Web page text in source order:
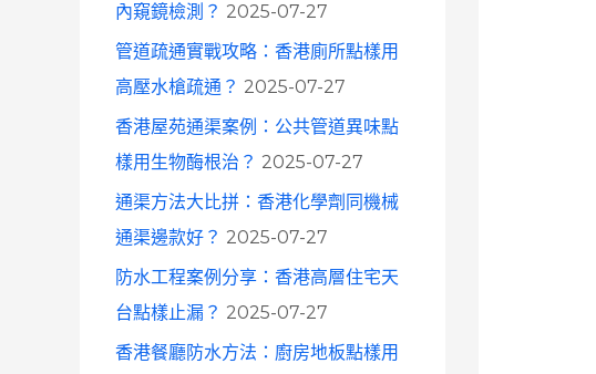
內窺鏡檢測？ 2025-07-27
管道疏通實戰攻略：香港廁所點樣用
高壓水槍疏通？ 2025-07-27
香港屋苑通渠案例：公共管道異味點
樣用生物酶根治？ 2025-07-27
通渠方法大比拼：香港化學劑同機械
通渠邊款好？ 2025-07-27
防水工程案例分享：香港高層住宅天
台點樣止漏？ 2025-07-27
香港餐廳防水方法：廚房地板點樣用